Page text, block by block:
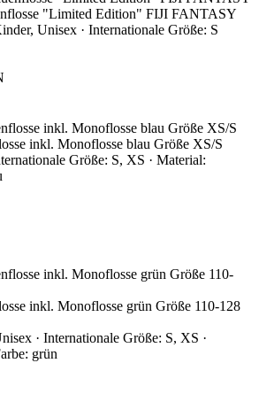
"Limited Edition" FIJI FANTASY
Unisex · Internationale Größe: S
inkl. Monoflosse blau Größe XS/S
Größe: S, XS · Material:
inkl. Monoflosse grün Größe 110-128
· Internationale Größe: S, XS ·
grün